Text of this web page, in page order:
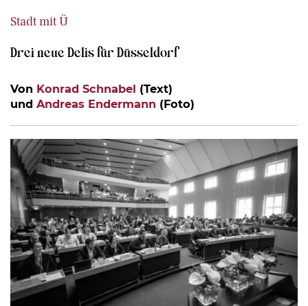
Stadt mit Ü
Drei neue Delis für Düsseldorf
Von Konrad Schnabel (Text)
und Andreas Endermann (Foto)